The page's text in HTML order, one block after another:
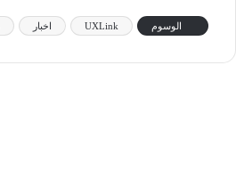
الوسوم UXLink اخبار